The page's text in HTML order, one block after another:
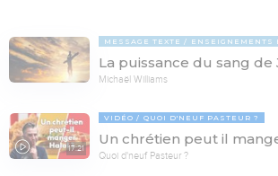
MESSAGE TEXTE ENSEIGNEMENTS
La puissance du sang de
Michaël Williams
17:21
VIDÉO QUOI D'NEUF PASTEUR ?
Un chrétien peut il
Quoi d'neuf Pasteur ?